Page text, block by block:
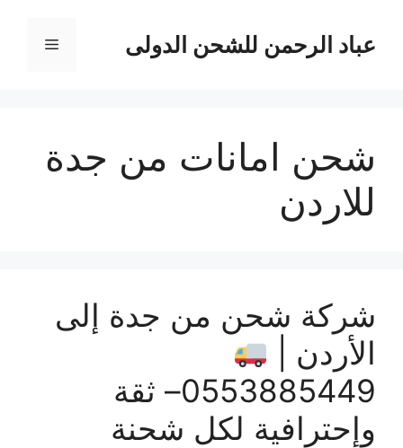
المحتوىعباد الرحمن للشحن الدولى القائمة
شحن امانات من جدة
للاردن
شركة شحن من جدة إلى
الأردن |
0553885449– ثقة
وإحترافية لكل شحنة